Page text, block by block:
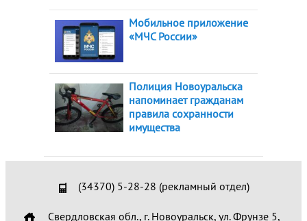
Мобильное приложение
«МЧС России»
Полиция Новоуральска
напоминает гражданам
правила сохранности
имущества
(34370) 5-28-28 (рекламный отдел)
Свердловская обл., г. Новоуральск, ул. Фрунзе 5,